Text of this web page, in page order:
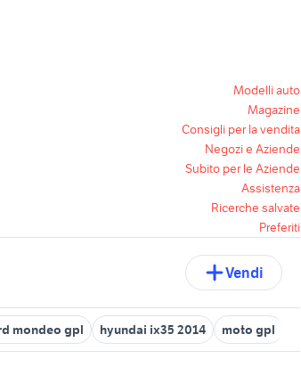
Modelli auto
Magazine
Consigli per la vendita
Negozi e Aziende
Subito per le Aziende
Assistenza
Ricerche salvate
Preferiti
Vendi
mondeo gpl hyundai ix35 2014 moto gpl